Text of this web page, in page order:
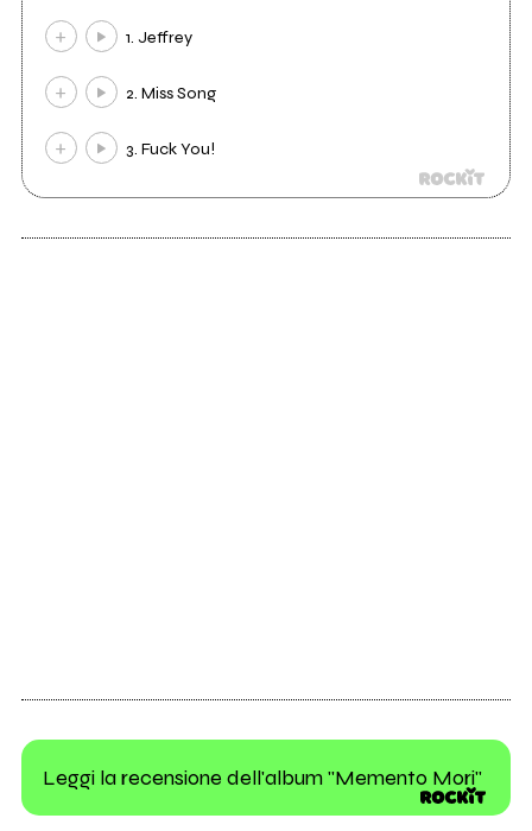
1. Jeffrey
2. Miss Song
3. Fuck You!
Leggi la recensione dell'album "Memento Mori"